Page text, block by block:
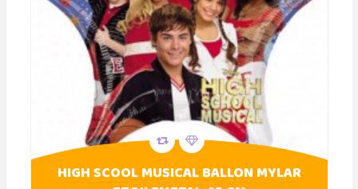
HIGH SCOOL MUSICAL BALLON MYLAR